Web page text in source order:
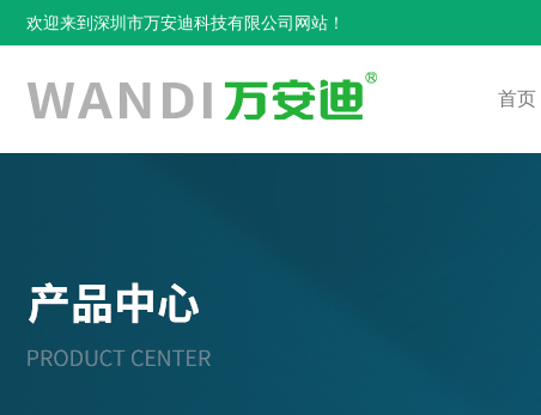
欢迎来到深圳市万安迪科技有限公司网站！
首页